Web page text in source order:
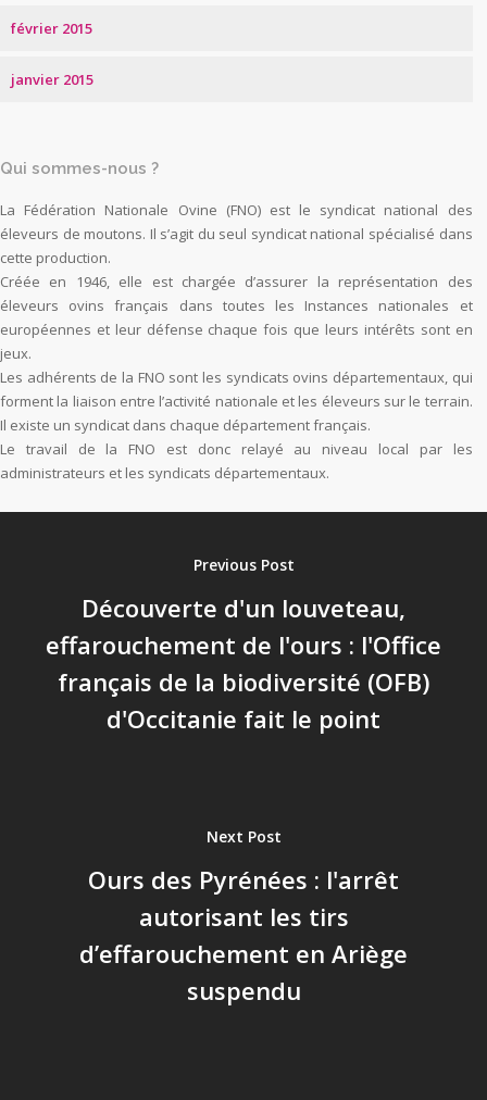
février 2015
janvier 2015
Qui sommes-nous ?
La Fédération Nationale Ovine (FNO) est le syndicat national des
éleveurs de moutons. Il s’agit du seul syndicat national spécialisé dans
cette production.
Créée en 1946, elle est chargée d’assurer la représentation des
éleveurs ovins français dans toutes les Instances nationales et
européennes et leur défense chaque fois que leurs intérêts sont en
jeux.
Les adhérents de la FNO sont les syndicats ovins départementaux, qui
forment la liaison entre l’activité nationale et les éleveurs sur le terrain.
Il existe un syndicat dans chaque département français.
Le travail de la FNO est donc relayé au niveau local par les
administrateurs et les syndicats départementaux.
Previous Post
Découverte d'un louveteau,
effarouchement de l'ours : l'Office
français de la biodiversité (OFB)
d'Occitanie fait le point
Next Post
Ours des Pyrénées : l'arrêt
autorisant les tirs
d’effarouchement en Ariège
suspendu